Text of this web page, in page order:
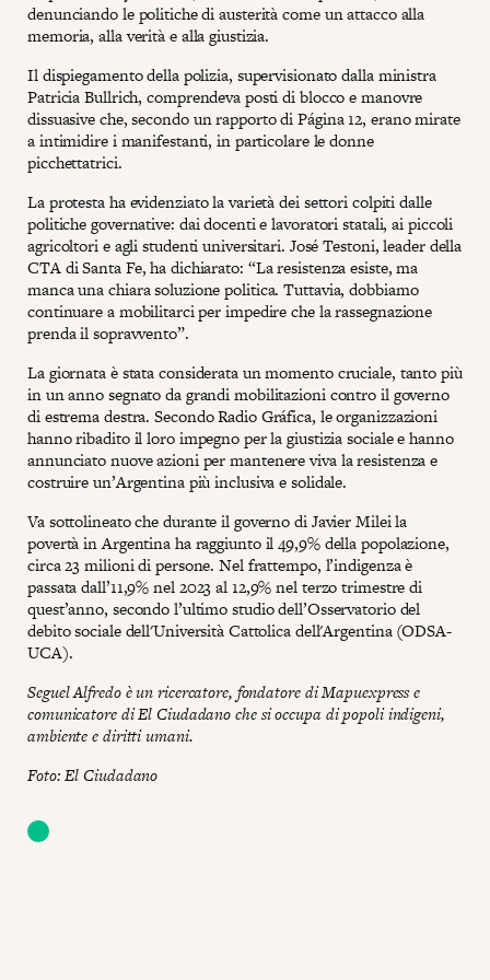
denunciando le politiche di austerità come un attacco alla
memoria, alla verità e alla giustizia.
Il dispiegamento della polizia, supervisionato dalla ministra
Patricia Bullrich, comprendeva posti di blocco e manovre
dissuasive che, secondo un rapporto di Página 12, erano mirate
a intimidire i manifestanti, in particolare le donne
picchettatrici.
La protesta ha evidenziato la varietà dei settori colpiti dalle
politiche governative: dai docenti e lavoratori statali, ai piccoli
agricoltori e agli studenti universitari. José Testoni, leader della
CTA di Santa Fe, ha dichiarato: “La resistenza esiste, ma
manca una chiara soluzione politica. Tuttavia, dobbiamo
continuare a mobilitarci per impedire che la rassegnazione
prenda il sopravvento”.
La giornata è stata considerata un momento cruciale, tanto più
in un anno segnato da grandi mobilitazioni contro il governo
di estrema destra. Secondo Radio Gráfica, le organizzazioni
hanno ribadito il loro impegno per la giustizia sociale e hanno
annunciato nuove azioni per mantenere viva la resistenza e
costruire un’Argentina più inclusiva e solidale.
Va sottolineato che durante il governo di Javier Milei la
povertà in Argentina ha raggiunto il 49,9% della popolazione,
circa 23 milioni di persone. Nel frattempo, l’indigenza è
passata dall’11,9% nel 2023 al 12,9% nel terzo trimestre di
quest’anno, secondo l’ultimo studio dell’Osservatorio del
debito sociale dell'Università Cattolica dell'Argentina (ODSA-
UCA).
Seguel Alfredo è un ricercatore, fondatore di Mapuexpress e
comunicatore di El Ciudadano che si occupa di popoli indigeni,
ambiente e diritti umani.
Foto: El Ciudadano